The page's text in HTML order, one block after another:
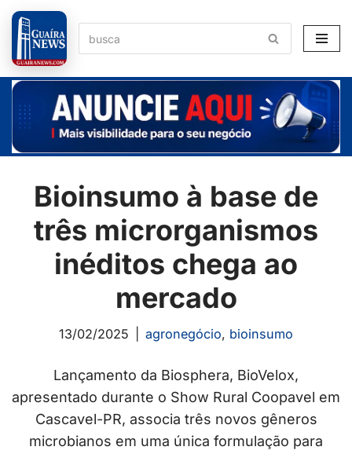
Pular
para
o
conteúdo
Bioinsumo à base de
três microrganismos
inéditos chega ao
mercado
13/02/2025 agronegócio, bioinsumo
Lançamento da Biosphera, BioVelox,
apresentado durante o Show Rural Coopavel em
Cascavel-PR, associa três novos gêneros
microbianos em uma única formulação para